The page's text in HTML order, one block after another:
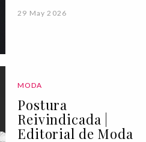
29 May 2026
MODA
Postura
Reivindicada |
Editorial de Moda